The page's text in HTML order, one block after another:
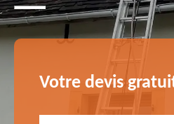
Votre devis